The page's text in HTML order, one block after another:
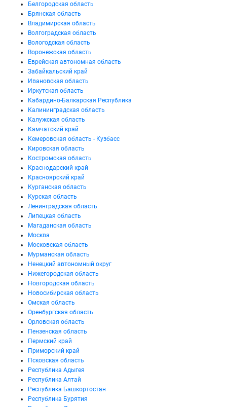
Белгородская область
Брянская область
Владимирская область
Волгоградская область
Вологодская область
Воронежская область
Еврейская автономная область
Забайкальский край
Ивановская область
Иркутская область
Кабардино-Балкарская Республика
Калининградская область
Калужская область
Камчатский край
Кемеровская область - Кузбасс
Кировская область
Костромская область
Краснодарский край
Красноярский край
Курганская область
Курская область
Ленинградская область
Липецкая область
Магаданская область
Москва
Московская область
Мурманская область
Ненецкий автономный округ
Нижегородская область
Новгородская область
Новосибирская область
Омская область
Оренбургская область
Орловская область
Пензенская область
Пермский край
Приморский край
Псковская область
Республика Адыгея
Республика Алтай
Республика Башкортостан
Республика Бурятия